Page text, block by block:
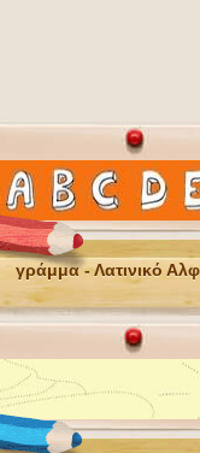
γράμμα - Λατινικό